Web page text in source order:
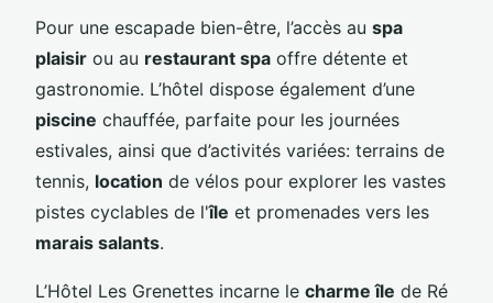
Pour une escapade bien-être, l’accès au spa
plaisir ou au restaurant spa offre détente et
gastronomie. L’hôtel dispose également d’une
piscine chauffée, parfaite pour les journées
estivales, ainsi que d’activités variées: terrains de
tennis, location de vélos pour explorer les vastes
pistes cyclables de l'île et promenades vers les
marais salants.
L’Hôtel Les Grenettes incarne le charme île de Ré